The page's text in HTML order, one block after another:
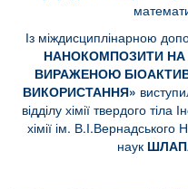
Із міждисциплінарною
НАНОКОМПОЗИТИ НА
ВИРАЖЕНОЮ
ВИКОРИСТАННЯ»
відділу хімії твердого тіла
хімії ім. В.І.Вернадського
наук